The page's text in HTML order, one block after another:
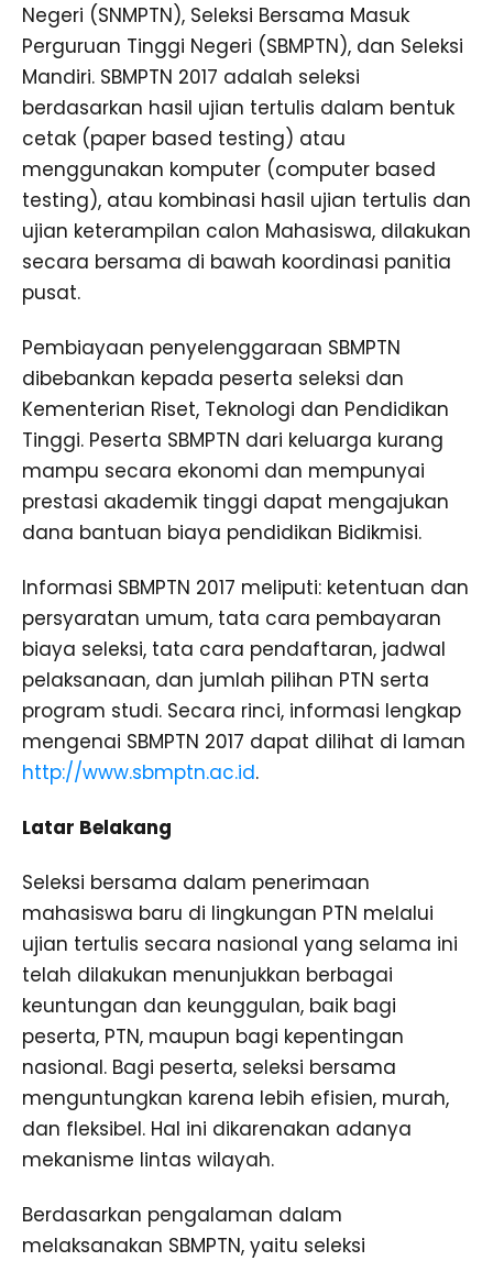
Negeri (SNMPTN), Seleksi Bersama Masuk
Perguruan Tinggi Negeri (SBMPTN), dan Seleksi
Mandiri. SBMPTN 2017 adalah seleksi
berdasarkan hasil ujian tertulis dalam bentuk
cetak (paper based testing) atau
menggunakan komputer (computer based
testing), atau kombinasi hasil ujian tertulis dan
ujian keterampilan calon Mahasiswa, dilakukan
secara bersama di bawah koordinasi panitia
pusat.
Pembiayaan penyelenggaraan SBMPTN
dibebankan kepada peserta seleksi dan
Kementerian Riset, Teknologi dan Pendidikan
Tinggi. Peserta SBMPTN dari keluarga kurang
mampu secara ekonomi dan mempunyai
prestasi akademik tinggi dapat mengajukan
dana bantuan biaya pendidikan Bidikmisi.
Informasi SBMPTN 2017 meliputi: ketentuan dan
persyaratan umum, tata cara pembayaran
biaya seleksi, tata cara pendaftaran, jadwal
pelaksanaan, dan jumlah pilihan PTN serta
program studi. Secara rinci, informasi lengkap
mengenai SBMPTN 2017 dapat dilihat di laman
http://www.sbmptn.ac.id.
Latar Belakang
Seleksi bersama dalam penerimaan
mahasiswa baru di lingkungan PTN melalui
ujian tertulis secara nasional yang selama ini
telah dilakukan menunjukkan berbagai
keuntungan dan keunggulan, baik bagi
peserta, PTN, maupun bagi kepentingan
nasional. Bagi peserta, seleksi bersama
menguntungkan karena lebih efisien, murah,
dan fleksibel. Hal ini dikarenakan adanya
mekanisme lintas wilayah.
Berdasarkan pengalaman dalam
melaksanakan SBMPTN, yaitu seleksi